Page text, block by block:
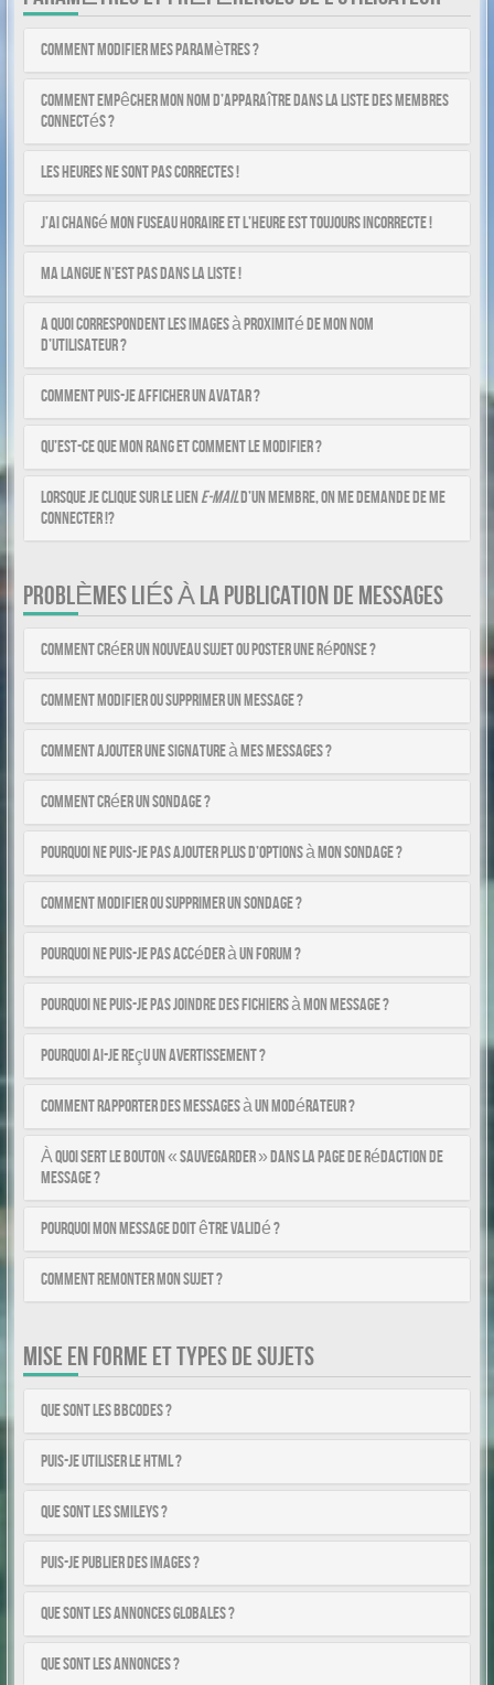
Comment modifier mes paramètres ?
Comment empêcher mon nom d’apparaître dans la liste des membres
connectés ?
Les heures ne sont pas correctes !
J’ai changé mon fuseau horaire et l’heure est toujours incorrecte !
Ma langue n’est pas dans la liste !
A quoi correspondent les images à proximité de mon nom
d’utilisateur ?
Comment puis-je afficher un avatar ?
Qu’est-ce que mon rang et comment le modifier ?
Lorsque je clique sur le liene-maild’un membre, on me demande de me
connecter !?
PROBLÈMES LIÉS À LA PUBLICATION DE MESSAGES
Comment créer un nouveau sujet ou poster une réponse ?
Comment modifier ou supprimer un message ?
Comment ajouter une signature à mes messages ?
Comment créer un sondage ?
Pourquoi ne puis-je pas ajouter plus d’options à mon sondage ?
Comment modifier ou supprimer un sondage ?
Pourquoi ne puis-je pas accéder à un forum ?
Pourquoi ne puis-je pas joindre des fichiers à mon message ?
Pourquoi ai-je reçu un avertissement ?
Comment rapporter des messages à un modérateur ?
À quoi sert le bouton « Sauvegarder » dans la page de rédaction de
message ?
Pourquoi mon message doit être validé ?
Comment remonter mon sujet ?
MISE EN FORME ET TYPES DE SUJETS
Que sont les BBCodes ?
Puis-je utiliser le HTML ?
Que sont les smileys ?
Puis-je publier des images ?
Que sont les annonces globales ?
Que sont les annonces ?